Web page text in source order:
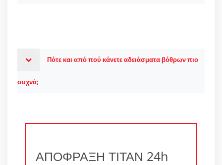
Πότε και από πού κάνετε αδειάσματα βόθρων πιο
συχνά;
ΑΠΟΦΡΑΞΗ ΤΙΤΑΝ 24h